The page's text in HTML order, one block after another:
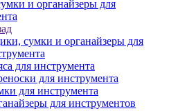
и органайзеры для
сумки и органайзеры для
для инструмента
для инструмента
для инструмента
для инструментов